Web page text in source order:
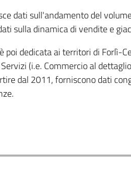
dati sull'andamento del
sulla dinamica di vendite e
dedicata ai territori di Forlì-
(i.e. Commercio al
dal 2011, forniscono dati